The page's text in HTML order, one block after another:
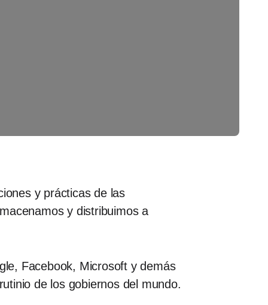
y prácticas de las
y distribuimos a
Facebook, Microsoft y demás
de los gobiernos del mundo.